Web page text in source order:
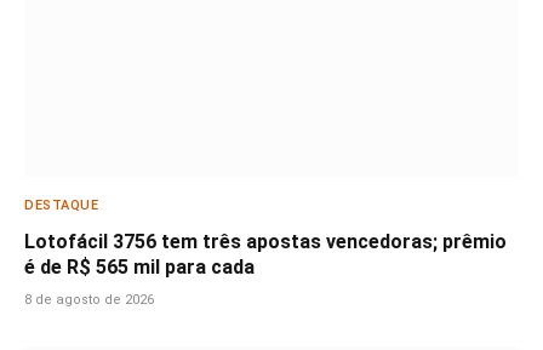
DESTAQUE
Lotofácil 3756 tem três apostas vencedoras; prêmio
é de R$ 565 mil para cada
8 de agosto de 2026